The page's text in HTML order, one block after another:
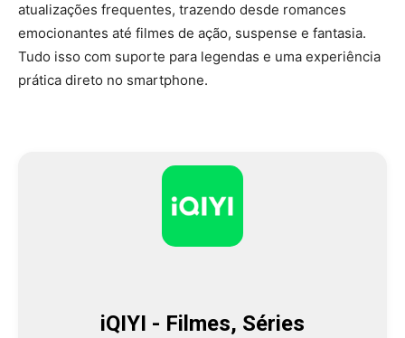
atualizações frequentes, trazendo desde romances
emocionantes até filmes de ação, suspense e fantasia.
Tudo isso com suporte para legendas e uma experiência
prática direto no smartphone.
iQIYI - Filmes, Séries